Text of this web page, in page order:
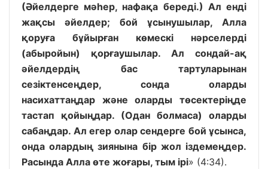
(Әйелдерге мәһер, нафақа береді.) Ал енді
жақсы әйелдер; бой ұсынушылар, Алла
қоруға бұйырған көмескі нәрселерді
(абыройын) қорғаушылар. Ал сондай-ақ
әйелдердің бас тартуларынан
сезіктенсеңдер, сонда оларды
насихаттаңдар және оларды төсектеріңде
тастап қойыңдар. (Одан болмаса) оларды
сабаңдар. Ал егер олар сендерге бой ұсынса,
онда олардың зиянына бір жол іздемеңдер.
Расында Алла өте жоғары, тым ірі» (4:34).